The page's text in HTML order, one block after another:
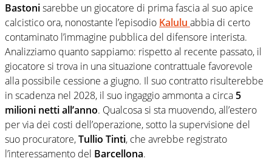
Bastonisarebbe un giocatore di prima fascia al suo apice
calcistico ora, nonostante l’episodio Kalulu abbia di certo
contaminato l’immagine pubblica del difensore interista.
Analizziamo quanto sappiamo: rispetto al recente passato, il
giocatore si trova in una situazione contrattuale favorevole
alla possibile cessione a giugno. Il suo contratto risulterebbe
in scadenza nel 2028, il suo ingaggio ammonta a circa 5
milioni netti all’anno. Qualcosa si sta muovendo, all’estero
per via dei costi dell’operazione, sotto la supervisione del
suo procuratore,Tullio Tinti, che avrebbe registrato
l’interessamento del Barcellona.